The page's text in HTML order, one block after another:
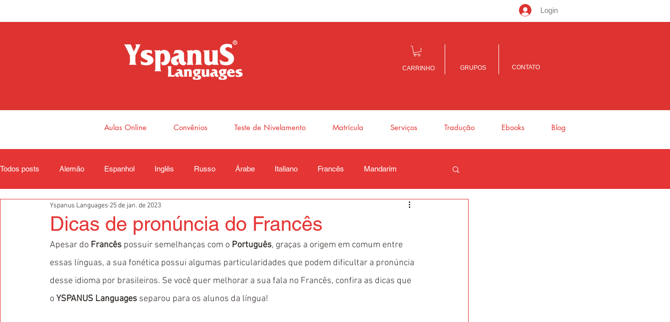
Login
CARRINHO GRUPOS CONTATO
Aulas Online Convênios Teste de Nivelamento Matrícula Serviços Tradução Ebooks Blog
Todos posts Alemão Espanhol Inglês Russo Árabe Italiano Francês Mandarim
Dicas de pronúncia do Francês
Yspanus Languages 25 de jan. de 2023
Apesar do Francês possuir semelhanças com o Português, graças a origem em comum entre
essas línguas, a sua fonética possui algumas particularidades que podem dificultar a pronúncia
desse idioma por brasileiros. Se você quer melhorar a sua fala no Francês, confira as dicas que
o YSPANUS Languages separou para os alunos da língua!